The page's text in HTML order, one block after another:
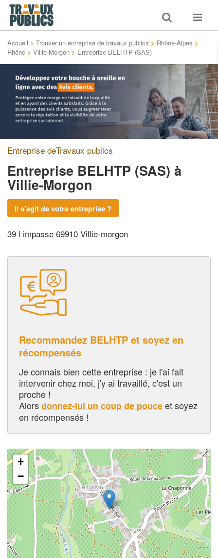
Toggle
search
Toggle
Accueil > Trouver un entreprise de travaux publics > Rhône-Alpes >
Rhône > Villie-Morgon > Entreprise BELHTP (SAS)
Entreprise deTravaux publics
Entreprise BELHTP (SAS) à
Villie-Morgon
Il s'agit de votre entreprise ?
39 l impasse 69910 Villie-morgon
Recommandez BELHTP et soyez en
récompensés
Je connais bien cette entreprise : je l'ai fait
intervenir chez moi, j'y ai travaillé, c'est un
proche !
Alorsdonnez-lui un coup de pouceet soyez
en récompensés !
+
−